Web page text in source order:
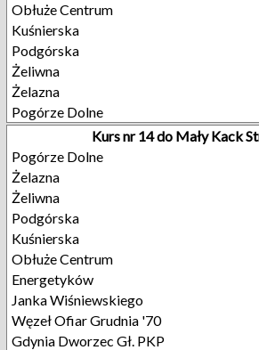
Obłuże Centrum
Kuśnierska
Podgórska
Żeliwna
Żelazna
Pogórze Dolne
Kurs nr 14 do Mały Kack
Pogórze Dolne
Żelazna
Żeliwna
Podgórska
Kuśnierska
Obłuże Centrum
Energetyków
Janka Wiśniewskiego
Węzeł Ofiar Grudnia '70
Gdynia Dworzec Gł. PKP